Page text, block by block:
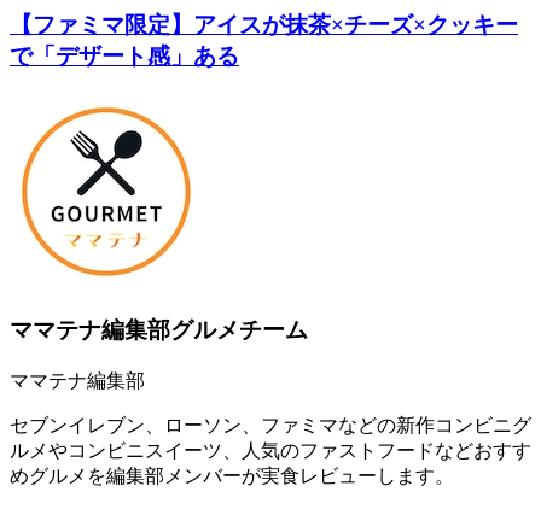
【ファミマ限定】アイスが抹茶×チーズ×クッキー
で「デザート感」ある
ママテナ編集部グルメチーム
ママテナ編集部
セブンイレブン、ローソン、ファミマなどの新作コンビニグ
ルメやコンビニスイーツ、人気のファストフードなどおすす
めグルメを編集部メンバーが実食レビューします。